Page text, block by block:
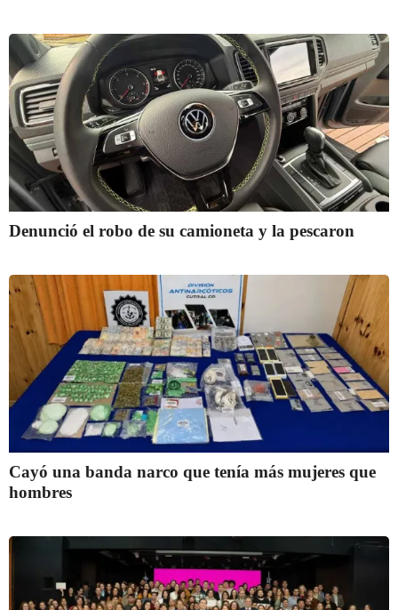
Denunció el robo de su camioneta y la pescaron
Cayó una banda narco que tenía más mujeres que
hombres